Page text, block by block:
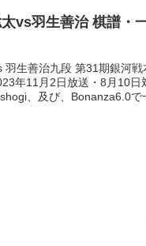
vs羽生善治 棋譜・
生善治九段 第31期銀河戦
年11月2日放送・8月10日
、及び、Bonanza6.0で